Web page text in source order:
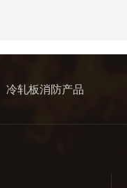
冷轧板消防产品